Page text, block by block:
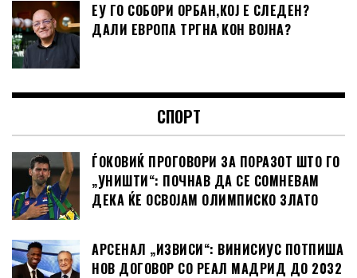
ЕУ ГО СОБОРИ ОРБАН,КОЈ Е СЛЕДЕН?
ДАЛИ ЕВРОПА ТРГНА КОН ВОЈНА?
СПОРТ
ЃОКОВИЌ ПРОГОВОРИ ЗА ПОРАЗОТ ШТО ГО
„УНИШТИ“: ПОЧНАВ ДА СЕ СОМНЕВАМ
ДЕКА ЌЕ ОСВОЈАМ ОЛИМПИСКО ЗЛАТО
АРСЕНАЛ „ИЗВИСИ“: ВИНИСИУС ПОТПИША
НОВ ДОГОВОР СО РЕАЛ МАДРИД ДО 2032